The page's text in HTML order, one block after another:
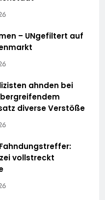
– UNgefiltert auf
ahnden bei
diverse Verstöße
Fahndungstreffer:
vollstreckt